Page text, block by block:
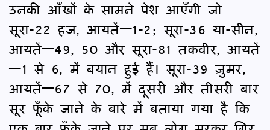
उनकी आँखों के सामने पेश आएँगी जो
सूरा-22 हज, आयतें—1-2; सूरा-36 या-सीन,
आयतें—49, 50 और सूरा-81 तकवीर, आयतें
—1 से 6, में बयान हुई हैं। सूरा-39 ज़ुमर,
आयतें—67 से 70, में दूसरी और तीसरी बार
सूर फूँके जाने के बारे में बताया गया है कि